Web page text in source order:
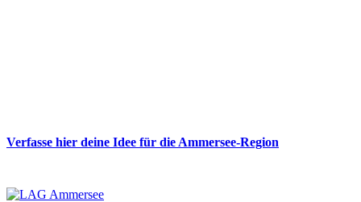
Verfasse hier deine Idee für die Ammersee-Region